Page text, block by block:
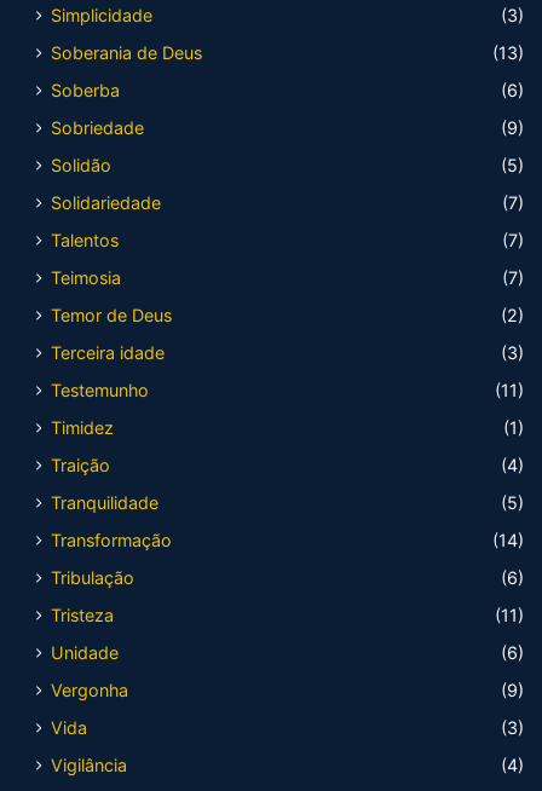
Simplicidade
(3)
Soberania de Deus
(13)
Soberba
(6)
Sobriedade
(9)
Solidão
(5)
Solidariedade
(7)
Talentos
(7)
Teimosia
(7)
Temor de Deus
(2)
Terceira idade
(3)
Testemunho
(11)
Timidez
(1)
Traição
(4)
Tranquilidade
(5)
Transformação
(14)
Tribulação
(6)
Tristeza
(11)
Unidade
(6)
Vergonha
(9)
Vida
(3)
Vigilância
(4)